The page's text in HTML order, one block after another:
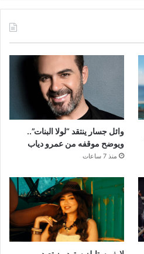
وائل جسار ينتقد “لولا البنات”..
ويوضح موقفه من عمرو دياب
منذ 7 ساعات